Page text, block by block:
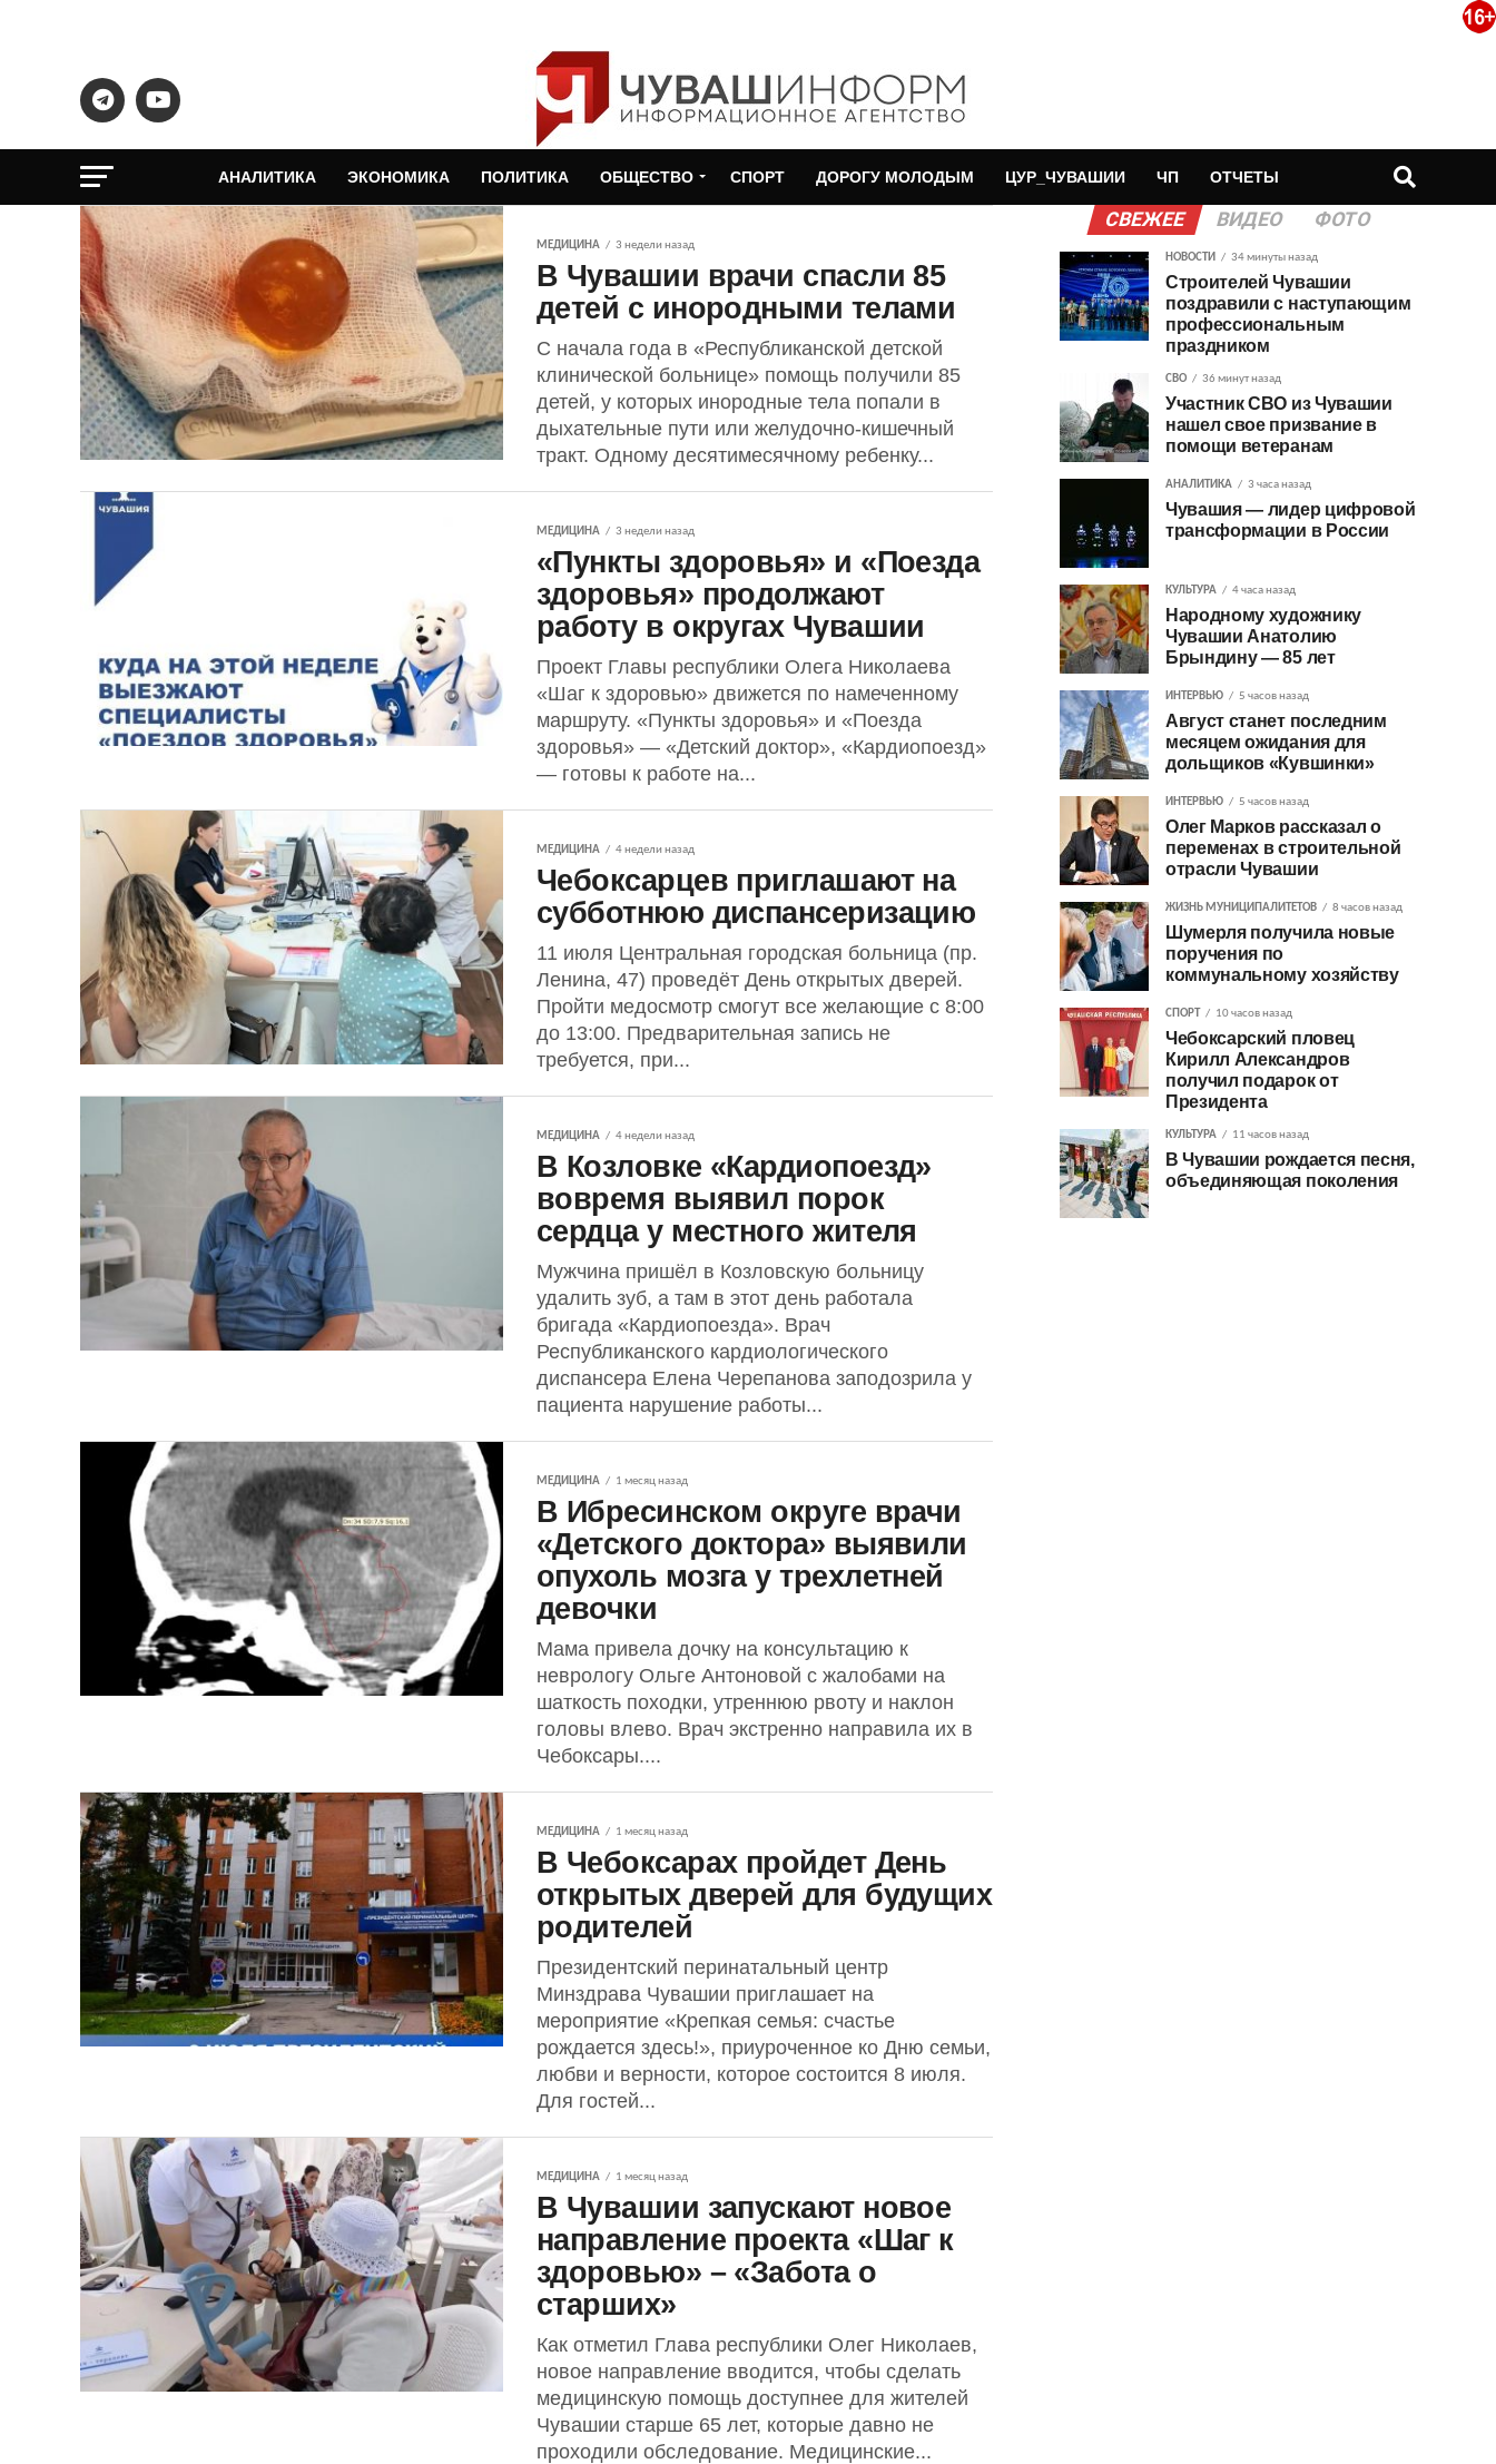
АНАЛИТИКА ЭКОНОМИКА ПОЛИТИКА ОБЩЕСТВО СПОРТ ДОРОГУ МОЛОДЫМ ЦУР_ЧУВАШИИ ЧП ОТЧЕТЫ
МЕДИЦИНА 3 недели назад
В Чувашии врачи спасли 85
детей с инородными телами
С начала года в «Республиканской детской
клинической больнице» помощь получили 85
детей, у которых инородные тела попали в
дыхательные пути или желудочно-кишечный
тракт. Одному десятимесячному ребенку...
МЕДИЦИНА 3 недели назад
«Пункты здоровья» и «Поезда
здоровья» продолжают
работу в округах Чувашии
Проект Главы республики Олега Николаева
«Шаг к здоровью» движется по намеченному
маршруту. «Пункты здоровья» и «Поезда
здоровья» — «Детский доктор», «Кардиопоезд»
— готовы к работе на...
МЕДИЦИНА 4 недели назад
Чебоксарцев приглашают на
субботнюю диспансеризацию
11 июля Центральная городская больница (пр.
Ленина, 47) проведёт День открытых дверей.
Пройти медосмотр смогут все желающие с 8:00
до 13:00. Предварительная запись не
требуется, при...
МЕДИЦИНА 4 недели назад
В Козловке «Кардиопоезд»
вовремя выявил порок
сердца у местного жителя
Мужчина пришёл в Козловскую больницу
удалить зуб, а там в этот день работала
бригада «Кардиопоезда». Врач
Республиканского кардиологического
диспансера Елена Черепанова заподозрила у
пациента нарушение работы...
МЕДИЦИНА 1 месяц назад
В Ибресинском округе врачи
«Детского доктора» выявили
опухоль мозга у трехлетней
девочки
Мама привела дочку на консультацию к
неврологу Ольге Антоновой с жалобами на
шаткость походки, утреннюю рвоту и наклон
головы влево. Врач экстренно направила их в
Чебоксары....
МЕДИЦИНА 1 месяц назад
В Чебоксарах пройдет День
открытых дверей для будущих
родителей
Президентский перинатальный центр
Минздрава Чувашии приглашает на
мероприятие «Крепкая семья: счастье
рождается здесь!», приуроченное ко Дню семьи,
любви и верности, которое состоится 8 июля.
Для гостей...
МЕДИЦИНА 1 месяц назад
В Чувашии запускают новое
направление проекта «Шаг к
здоровью» – «Забота о
старших»
Как отметил Глава республики Олег Николаев,
новое направление вводится, чтобы сделать
медицинскую помощь доступнее для жителей
Чувашии старше 65 лет, которые давно не
проходили обследование. Медицинские...
СВЕЖЕЕ ВИДЕО ФОТО
НОВОСТИ 34 минуты назад
Строителей Чувашии
поздравили с наступающим
профессиональным
праздником
СВО 36 минут назад
Участник СВО из Чувашии
нашел свое призвание в
помощи ветеранам
АНАЛИТИКА 3 часа назад
Чувашия — лидер цифровой
трансформации в России
КУЛЬТУРА 4 часа назад
Народному художнику
Чувашии Анатолию
Брындину — 85 лет
ИНТЕРВЬЮ 5 часов назад
Август станет последним
месяцем ожидания для
дольщиков «Кувшинки»
ИНТЕРВЬЮ 5 часов назад
Олег Марков рассказал о
переменах в строительной
отрасли Чувашии
ЖИЗНЬ МУНИЦИПАЛИТЕТОВ 8 часов назад
Шумерля получила новые
поручения по
коммунальному хозяйству
СПОРТ 10 часов назад
Чебоксарский пловец
Кирилл Александров
получил подарок от
Президента
КУЛЬТУРА 11 часов назад
В Чувашии рождается песня,
объединяющая поколения